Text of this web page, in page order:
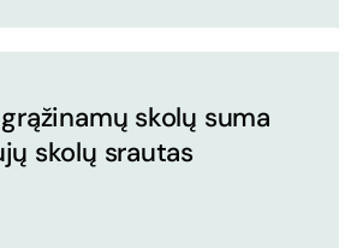
skolų suma
skolų srautas